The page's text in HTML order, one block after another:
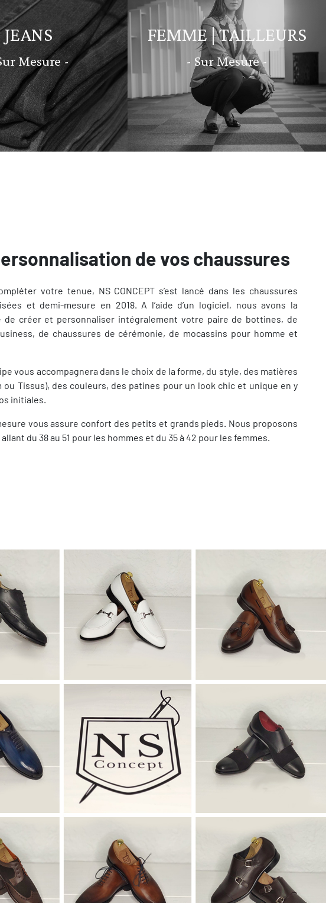
JEANS
Mesure -
FEMME | TAILLEURS
- Sur Mesure -
de vos chaussures
votre tenue, NS CONCEPT s’est lancé dans les chaussures
et demi-mesure en 2018. A l’aide d’un logiciel, nous avons la
de créer et personnaliser intégralement votre paire de bottines, de
de chaussures de cérémonie, de mocassins pour homme et
vous accompagnera dans le choix de la forme, du style, des matières
ou Tissus), des couleurs, des patines pour un look chic et unique en y
initiales.
vous assure confort des petits et grands pieds. Nous proposons
du 38 au 51 pour les hommes et du 35 à 42 pour les femmes.